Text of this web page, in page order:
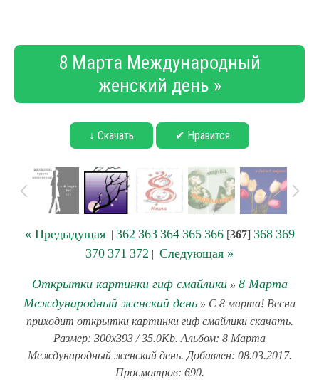
8 Марта Международный
женский день »
↓ Скачать ✔ Нравится
« Предыдущая| 362 363 364 365 366[367] 368 369
370 371 372 | Следующая »
Открытки картинки гиф смайлики» 8 Марта
Международный женский день » С 8 марта! Весна
приходит открытки картинки гиф смайлики скачать.
Размер: 300x393 / 35.0Kb. Альбом: 8 Марта
Международный женский день. Добавлен: 08.03.2017.
Просмотров: 690.